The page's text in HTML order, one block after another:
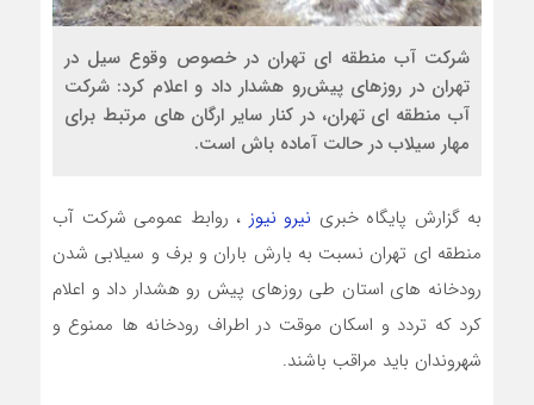
شرکت آب منطقه ای تهران در خصوص وقوع سیل در
تهران در روزهای پیش‌رو هشدار داد و اعلام کرد: شرکت
آب منطقه ای تهران، در کنار سایر ارگان های مرتبط برای
مهار ‏سیلاب در حالت آماده باش است.
به گزارش پایگاه خبری نیرو نیوز ، روابط عمومی شرکت آب
منطقه ای تهران نسبت به بارش باران و برف و سیلابی شدن
رودخانه های استان طی روزهای پیش رو هشدار داد و اعلام
کرد که تردد و اسکان موقت در اطراف رودخانه ها ممنوع و
شهروندان باید مراقب باشند.